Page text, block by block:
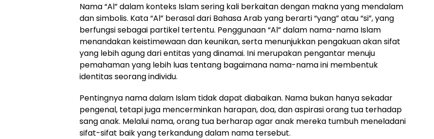
Nama “Al” dalam konteks Islam sering kali berkaitan dengan makna yang mendalam
dan simbolis. Kata “Al” berasal dari Bahasa Arab yang berarti “yang” atau “si”, yang
berfungsi sebagai partikel tertentu. Penggunaan “Al” dalam nama-nama Islam
menandakan keistimewaan dan keunikan, serta menunjukkan pengakuan akan sifat
yang lebih agung dari entitas yang dinamai. Ini merupakan pengantar menuju
pemahaman yang lebih luas tentang bagaimana nama-nama ini membentuk
identitas seorang individu.
Pentingnya nama dalam Islam tidak dapat diabaikan. Nama bukan hanya sekadar
pengenal, tetapi juga mencerminkan harapan, doa, dan aspirasi orang tua terhadap
sang anak. Melalui nama, orang tua berharap agar anak mereka tumbuh meneladani
sifat-sifat baik yang terkandung dalam nama tersebut.